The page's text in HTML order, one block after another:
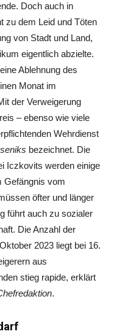
Doch auch in
zu dem Leid und Töten
von Stadt und Land,
eigentlich abzielte.
Ablehnung des
Monat im
der Verweigerung
– ebenso wie viele
Wehrdienst
bezeichnet. Die
Iczkovits werden einige
Gefängnis vom
öfter und länger
führt auch zu sozialer
Die Anzahl der
2023 liegt bei 16.
aus
stieg rapide, erklärt
.